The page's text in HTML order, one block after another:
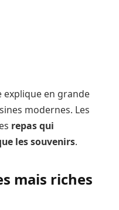
en grande
modernes. Les
repas qui
les souvenirs.
mais riches